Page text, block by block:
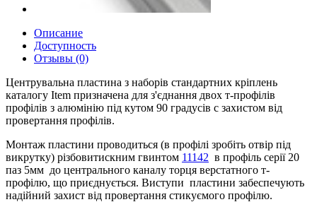
Описание
Доступность
Отзывы (0)
Центрувальна пластина з наборів стандартних кріплень
каталогу Item призначена для з'єднання двох т-профілів
профілів з алюмінію під кутом 90 градусів с захистом від
провертання профілів.
Монтаж пластини проводиться (в профілі зробіть отвір під
викрутку) різбовитискним гвинтом 11142 в профіль серії 20
паз 5мм до центрального каналу торця верстатного т-
профілю, що приєднується. Виступи пластини забеспечують
надійний захист від провертання стикуємого профілю.